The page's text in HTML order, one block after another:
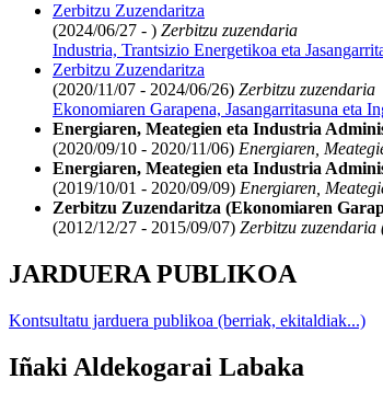
Zerbitzu Zuzendaritza
(2024/06/27 - ) Zerbitzu zuzendaria
Industria, Trantsizio Energetikoa eta
Zerbitzu Zuzendaritza
(2020/11/07 - 2024/06/26) Zerbitzu zuzendaria
Ekonomiaren Garapena, Jasangarritasuna eta
Energiaren, Meategien eta Industria
(2020/09/10 - 2020/11/06) Energiaren,
Energiaren, Meategien eta Industria
(2019/10/01 - 2020/09/09) Energiaren,
Zerbitzu Zuzendaritza (Ekonomiaren
(2012/12/27 - 2015/09/07) Zerbitzu
JARDUERA PUBLIKOA
Kontsultatu jarduera publikoa (berriak, ekitaldiak...)
Iñaki Aldekogarai Labaka